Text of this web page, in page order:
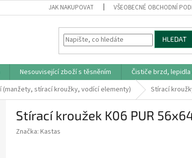
JAK NAKUPOVAT VŠEOBECNÉ OBCHODNÍ
HLEDAT
Nesouvisející zboží s těsněním Čističe brzd,
(manžety, stírací kroužky, vodící elementy) Stírací
Stírací kroužek K06 PUR
Značka: Kastas